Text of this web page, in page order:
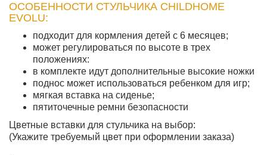
ОСОБЕННОСТИ СТУЛЬЧИКА CHILDHOME
EVOLU:
подходит для кормления детей с 6 месяцев;
может регулироваться по высоте в трех
положениях:
в комплекте идут дополнительные высокие ножки
поднос может использоваться ребенком для игр;
мягкая вставка на сиденье;
пятиточечные ремни безопасности
Цветные вставки для стульчика на выбор:
(Укажите требуемый цвет при оформлении заказа)